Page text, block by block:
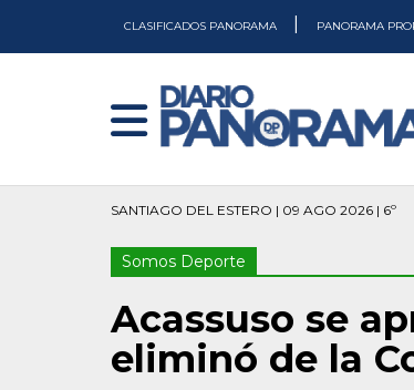
CLASIFICADOS PANORAMA PANORAMA
SANTIAGO DEL ESTERO | 09 AGO 2026 | 6º
Somos Deporte
Acassuso se
eliminó de la